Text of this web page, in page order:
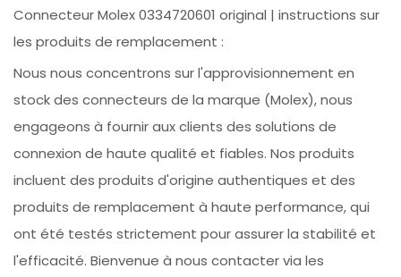
Connecteur Molex 0334720601 original | instructions sur
les produits de remplacement :
Nous nous concentrons sur l'approvisionnement en
stock des connecteurs de la marque (Molex), nous
engageons à fournir aux clients des solutions de
connexion de haute qualité et fiables. Nos produits
incluent des produits d'origine authentiques et des
produits de remplacement à haute performance, qui
ont été testés strictement pour assurer la stabilité et
l'efficacité. Bienvenue à nous contacter via les